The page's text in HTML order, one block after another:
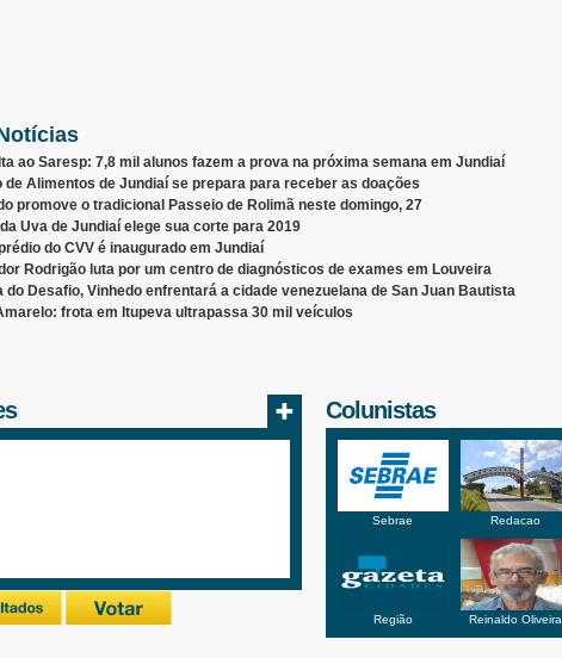
ao Saresp: 7,8 mil alunos fazem a prova na próxima semana em Jundiaí
de Alimentos de Jundiaí se prepara para receber as doações
promove o tradicional Passeio de Rolimã neste domingo, 27
Uva de Jundiaí elege sua corte para 2019
do CVV é inaugurado em Jundiaí
Rodrigão luta por um centro de diagnósticos de exames em Louveira
do Desafio, Vinhedo enfrentará a cidade venezuelana de San Juan Bautista
frota em Itupeva ultrapassa 30 mil veículos
Colunistas
Sebrae Redacao
Região Reinaldo Oliveira